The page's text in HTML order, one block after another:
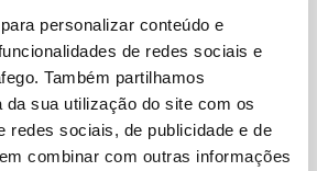
personalizar conteúdo e
de redes sociais e
Também partilhamos
da sua utilização do site com os
redes sociais, de publicidade e de
combinar com outras informações
as famílias apoiadas por
que as visitam com frequência.
lançou um projeto (EN)
a regressarem à Planície de
visando restabelecer a confiança